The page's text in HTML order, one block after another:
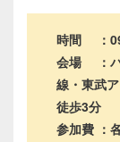
時間 ：
会場 ：パ
線・東武
徒歩3分
参加費 ：